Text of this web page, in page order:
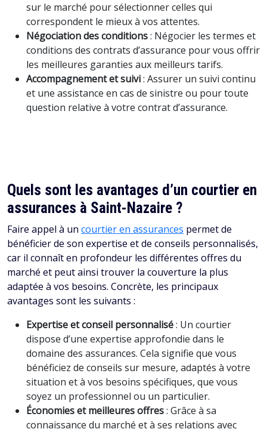
sur le marché pour sélectionner celles qui
correspondent le mieux à vos attentes.
Négociation des conditions: Négocier les termes et
conditions des contrats d’assurance pour vous offrir
les meilleures garanties aux meilleurs tarifs.
Accompagnement et suivi: Assurer un suivi continu
et une assistance en cas de sinistre ou pour toute
question relative à votre contrat d’assurance.
Quels sont les avantages d’un courtier en
assurances à Saint-Nazaire ?
Faire appel à un courtier en assurances permet de
bénéficier de son expertise et de conseils personnalisés,
car il connaît en profondeur les différentes offres du
marché et peut ainsi trouver la couverture la plus
adaptée à vos besoins. Concrète, les principaux
avantages sont les suivants :
Expertise et conseil personnalisé: Un courtier
dispose d’une expertise approfondie dans le
domaine des assurances. Cela signifie que vous
bénéficiez de conseils sur mesure, adaptés à votre
situation et à vos besoins spécifiques, que vous
soyez un professionnel ou un particulier.
Économies et meilleures offres: Grâce à sa
connaissance du marché et à ses relations avec